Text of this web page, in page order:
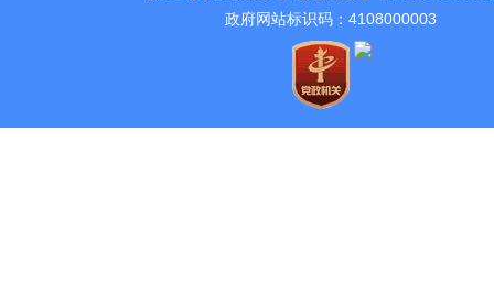
政府网站标识码：4108000003